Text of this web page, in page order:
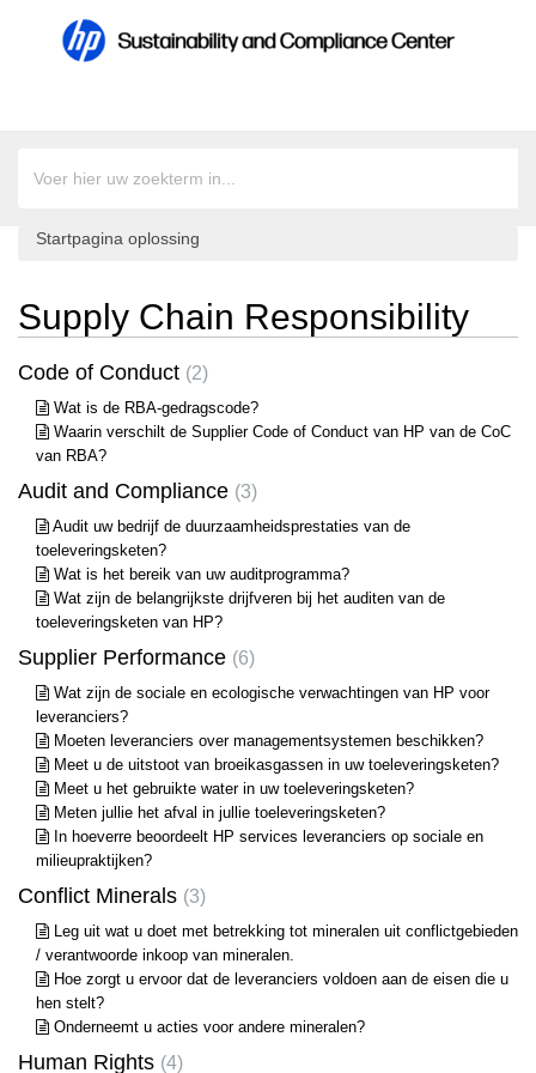
Startpagina oplossing
Supply Chain Responsibility
Code of Conduct 2
Wat is de RBA-gedragscode?
Waarin verschilt de Supplier Code of Conduct van HP van de CoC
van RBA?
Audit and Compliance 3
Audit uw bedrijf de duurzaamheidsprestaties van de
toeleveringsketen?
Wat is het bereik van uw auditprogramma?
Wat zijn de belangrijkste drijfveren bij het auditen van de
toeleveringsketen van HP?
Supplier Performance 6
Wat zijn de sociale en ecologische verwachtingen van HP voor
leveranciers?
Moeten leveranciers over managementsystemen beschikken?
Meet u de uitstoot van broeikasgassen in uw toeleveringsketen?
Meet u het gebruikte water in uw toeleveringsketen?
Meten jullie het afval in jullie toeleveringsketen?
In hoeverre beoordeelt HP services leveranciers op sociale en
milieupraktijken?
Conflict Minerals 3
Leg uit wat u doet met betrekking tot mineralen uit conflictgebieden
/ verantwoorde inkoop van mineralen.
Hoe zorgt u ervoor dat de leveranciers voldoen aan de eisen die u
hen stelt?
Onderneemt u acties voor andere mineralen?
Human Rights 4